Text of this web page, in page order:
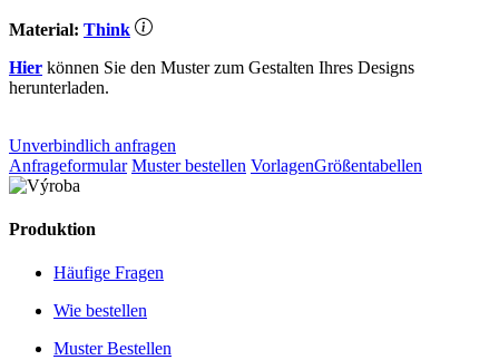
Material: Think
Hier können Sie den Muster zum Gestalten Ihres Designs
herunterladen.
Unverbindlich anfragen
Anfrageformular Muster bestellen VorlagenGrößentabellen
Produktion
Häufige Fragen
Wie bestellen
Muster Bestellen